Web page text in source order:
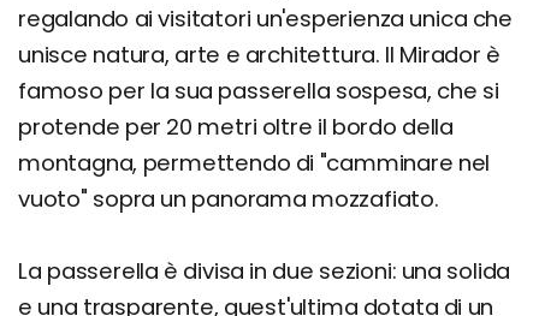
regalando ai visitatori un'esperienza unica che
unisce natura, arte e architettura. Il Mirador è
famoso per la sua passerella sospesa, che si
protende per 20 metri oltre il bordo della
montagna, permettendo di "camminare nel
vuoto" sopra un panorama mozzafiato.
La passerella è divisa in due sezioni: una solida
e una trasparente, quest'ultima dotata di un